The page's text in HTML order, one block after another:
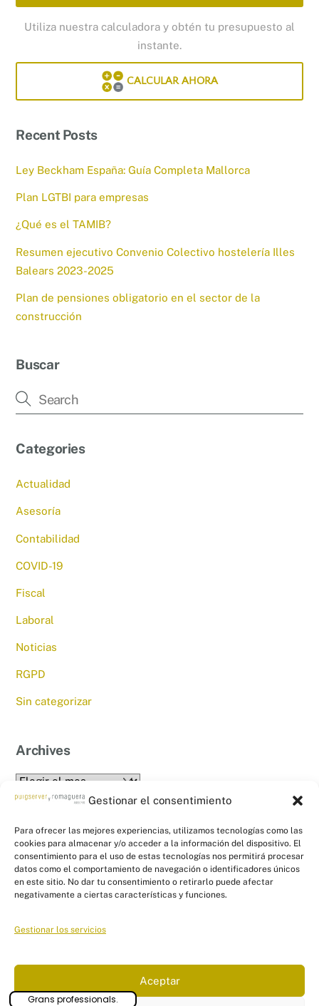
Gestionar el consentimiento
Para ofrecer las mejores experiencias, utilizamos tecnologías como las
cookies para almacenar y/o acceder a la información del dispositivo. El
consentimiento para el uso de estas tecnologías nos permitirá procesar
datos como el comportamiento de navegación o identificadores únicos
en este sitio. No dar tu consentimiento o retirarlo puede afectar
negativamente a ciertas características y funciones.
Gestionar los servicios
Aceptar
Grans professionals.
Utiliza nuestra calculadora y obtén tu presupuesto al
instante.
CALCULAR AHORA
Recent Posts
Ley Beckham España: Guía Completa Mallorca
Plan LGTBI para empresas
¿Qué es el TAMIB?
Resumen ejecutivo Convenio Colectivo hostelería Illes
Balears 2023-2025
Plan de pensiones obligatorio en el sector de la
construcción
Buscar
Categories
Actualidad
Asesoría
Contabilidad
COVID-19
Fiscal
Laboral
Noticias
RGPD
Sin categorizar
Archives
Archives
Back
PYR Asesores - Asesoría Fiscal, Contable
Aviso Legal|Política de Privacidad